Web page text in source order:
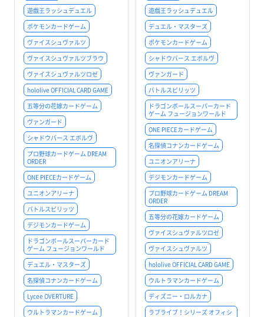
遊戯王ラッシュデュエル
ポケモンカードゲーム
ヴァイスシュヴァルツ
ヴァイスシュヴァルツブラウ
ヴァイスシュヴァルツロゼ
hololive OFFICIAL CARD GAME
五等分の花嫁カードゲーム
ヴァンガード
シャドウバース エボルヴ
プロ野球カードゲーム DREAM
ORDER
ONE PIECEカードゲーム
ユニオンアリーナ
バトルスピリッツ
デジモンカードゲーム
ドラゴンボールスーパーカード
ゲーム フュージョンワールド
デュエル・マスターズ
名探偵コナンカードゲーム
Lycee OVERTURE
ウルトラマンカードゲーム
遊戯王ラッシュデュエル
デュエル・マスターズ
ポケモンカードゲーム
シャドウバース エボルヴ
ヴァンガード
バトルスピリッツ
ドラゴンボールスーパーカード
ゲーム フュージョンワールド
ONE PIECEカードゲーム
名探偵コナンカードゲーム
ユニオンアリーナ
デジモンカードゲーム
プロ野球カードゲーム DREAM
ORDER
五等分の花嫁カードゲーム
ヴァイスシュヴァルツロゼ
ヴァイスシュヴァルツ
hololive OFFICIAL CARD GAME
ウルトラマンカードゲーム
ディズニー・ロルカナ
ラブライブ！シリーズ オフィシ